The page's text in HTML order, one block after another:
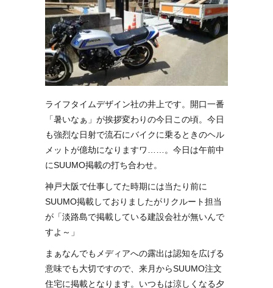
ライフタイムデザイン社の井上です。開口一番
「暑いなぁ」が挨拶変わりの今日この頃。今日
も強烈な日射で流石にバイクに乗るときのヘル
メットが億劫になりますワ……。今日は午前中
にSUUMO掲載の打ち合わせ。
神戸大阪で仕事してた時期には当たり前に
SUUMO掲載しておりましたがリクルート担当
が「淡路島で掲載している建設会社が無いんで
すよ～」
まぁなんでもメディアへの露出は認知を広げる
意味でも大切ですので、来月からSUUMO注文
住宅に掲載となります。いつもは涼しくなる夕